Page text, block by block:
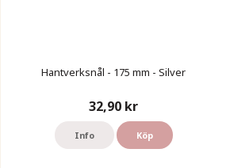
Hantverksnål - 175 mm - Silver
32,90 kr
Info Köp